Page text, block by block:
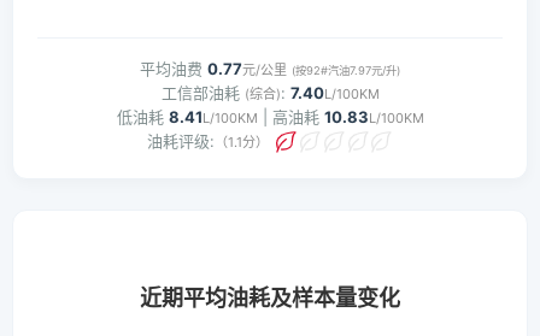
平均油费 0.77元/公里 (按92#汽油7.97元/升)
工信部油耗 (综合): 7.40L/100KM
低油耗 8.41L/100KM | 高油耗 10.83L/100KM
油耗评级: （1.1分）